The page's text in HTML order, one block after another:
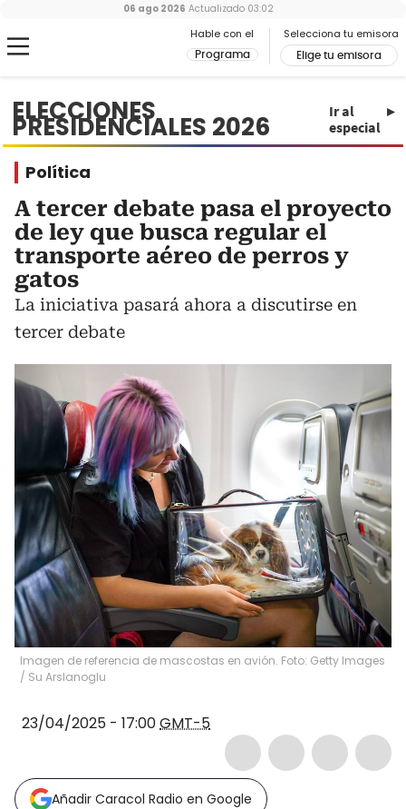
Hable con el
Programa
Selecciona tu emisora
Elige tu emisora
06 ago 2026 Actualizado 03:02
ELECCIONES
PRESIDENCIALES 2026
Ir al
especial
Política
A tercer debate pasa el proyecto
de ley que busca regular el
transporte aéreo de perros y
gatos
La iniciativa pasará ahora a discutirse en
tercer debate
Imagen de referencia de mascostas en avión. Foto: Getty Images
/ Su Arslanoglu
23/04/2025 - 17:00GMT-5
Añadir Caracol Radio en Google